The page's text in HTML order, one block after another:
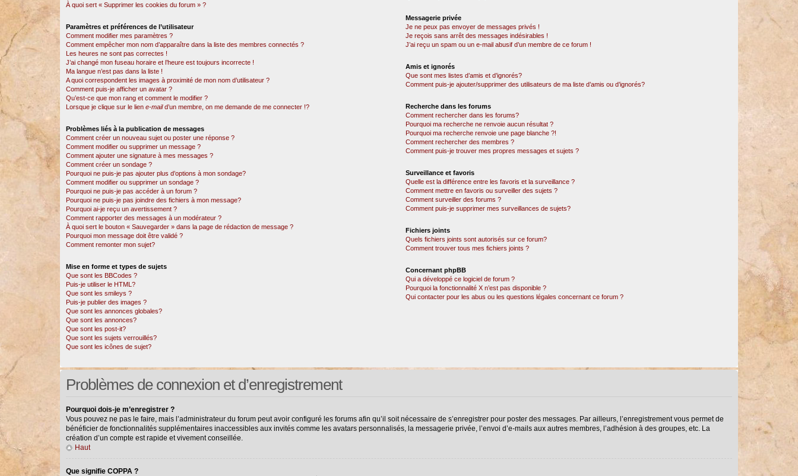
À quoi sert « Supprimer les cookies du forum » ?
Paramètres et préférences de l’utilisateur
Comment modifier mes paramètres ?
Comment empêcher mon nom d’apparaître dans la liste des membres connectés ?
Les heures ne sont pas correctes !
J’ai changé mon fuseau horaire et l’heure est toujours incorrecte !
Ma langue n’est pas dans la liste !
A quoi correspondent les images à proximité de mon nom d’utilisateur ?
Comment puis-je afficher un avatar ?
Qu’est-ce que mon rang et comment le modifier ?
Lorsque je clique sur le lien e-maild’un membre, on me demande de me connecter !?
Problèmes liés à la publication de messages
Comment créer un nouveau sujet ou poster une réponse ?
Comment modifier ou supprimer un message ?
Comment ajouter une signature à mes messages ?
Comment créer un sondage ?
Pourquoi ne puis-je pas ajouter plus d’options à mon sondage?
Comment modifier ou supprimer un sondage ?
Pourquoi ne puis-je pas accéder à un forum ?
Pourquoi ne puis-je pas joindre des fichiers à mon message?
Pourquoi ai-je reçu un avertissement ?
Comment rapporter des messages à un modérateur ?
À quoi sert le bouton « Sauvegarder » dans la page de rédaction de message ?
Pourquoi mon message doit être validé ?
Comment remonter mon sujet?
Mise en forme et types de sujets
Que sont les BBCodes ?
Puis-je utiliser le HTML?
Que sont les smileys ?
Puis-je publier des images ?
Que sont les annonces globales?
Que sont les annonces?
Que sont les post-it?
Que sont les sujets verrouillés?
Que sont les icônes de sujet?
Messagerie privée
Je ne peux pas envoyer de messages privés !
Je reçois sans arrêt des messages indésirables !
J’ai reçu un spam ou un e-mail abusif d’un membre de ce forum !
Amis et ignorés
Que sont mes listes d’amis et d’ignorés?
Comment puis-je ajouter/supprimer des utilisateurs de ma liste d’amis ou d’ignorés?
Recherche dans les forums
Comment rechercher dans les forums?
Pourquoi ma recherche ne renvoie aucun résultat ?
Pourquoi ma recherche renvoie une page blanche ?!
Comment rechercher des membres ?
Comment puis-je trouver mes propres messages et sujets ?
Surveillance et favoris
Quelle est la différence entre les favoris et la surveillance ?
Comment mettre en favoris ou surveiller des sujets ?
Comment surveiller des forums ?
Comment puis-je supprimer mes surveillances de sujets?
Fichiers joints
Quels fichiers joints sont autorisés sur ce forum?
Comment trouver tous mes fichiers joints ?
Concernant phpBB
Qui a développé ce logiciel de forum ?
Pourquoi la fonctionnalité X n’est pas disponible ?
Qui contacter pour les abus ou les questions légales concernant ce forum ?
Problèmes de connexion et d’enregistrement
Pourquoi dois-je m’enregistrer ?
Vous pouvez ne pas le faire, mais l’administrateur du forum peut avoir configuré les forums afin qu’il soit nécessaire de s’enregistrer pour poster des messages. Par ailleurs, l’enregistrement vous permet de
bénéficier de fonctionnalités supplémentaires inaccessibles aux invités comme les avatars personnalisés, la messagerie privée, l’envoi d’e-mails aux autres membres, l’adhésion à des groupes, etc. La
création d’un compte est rapide et vivement conseillée.
Haut
Que signifie COPPA ?